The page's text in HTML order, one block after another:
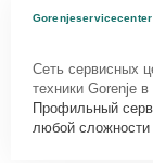
Gorenjeservicecenter
Сеть сервисных
техники Gorenje в
Профильный
любой сложности